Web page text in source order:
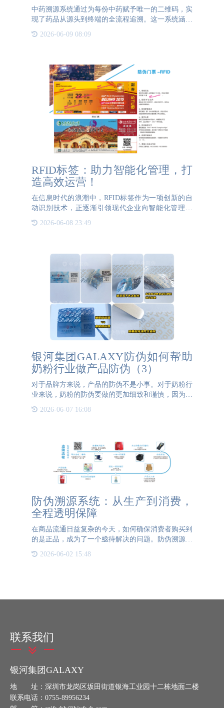
中药溯源系统通过为每份中药赋予唯一的二维码，实
现了药品从源头到终端的全流程追溯。这一系统涵盖
况）、采摘信息、出入库信息、检疫检验信息等，确
2026-06-09 08:09
RFID标签：助力智能化管理，打
造高效运营！
在信息时代的浪潮中，RFID标签作为一项创新的自
动识别技术，正逐渐引领现代企业向智能化管理迈
概念和特点，为企业带来了无限的可能性和巨大的商
2026-06-08 23:49
银河集团GALAXY防伪如何帮助
奶粉行业做产品防伪（3）
对于品牌方来说，产品的防伪不是小事。对于奶粉行
业来说，奶粉的防伪要做的更加细致和谨慎，因为这
极致，才不会让不良商贩有可乘之机。保护品牌的同
2026-06-07 16:08
防伪溯源系统：从生产到消费，
全程透明保障
在商品流通日益复杂的今天，如何确保消费者购买到
的是正品，成为了一个亟待解决的问题。防伪溯源系
费，为每一件商品提供了全程透明的保障。 防伪溯
2026-06-02 15:48
联系我们
银河集团GALAXY
地 址：深圳市龙岗区坂田街道银海工业园十二栋地面二楼
联系电话：0755-89956234